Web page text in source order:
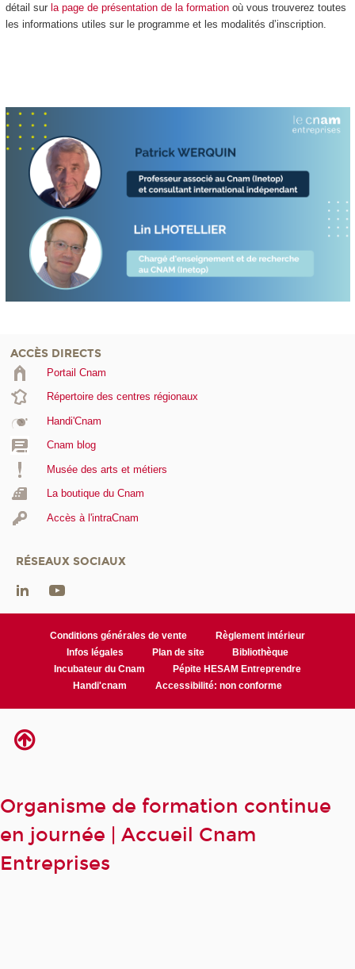
détail sur la page de présentation de la formationoù vous trouverez toutes
les informations utiles sur le programme et les modalités d’inscription.
ACCÈS DIRECTS
Portail Cnam
Répertoire des centres régionaux
Handi'Cnam
Cnam blog
Musée des arts et métiers
La boutique du Cnam
Accès à l'intraCnam
RÉSEAUX SOCIAUX
Conditions générales de vente
Règlement intérieur
Infos légales
Plan de site
Bibliothèque
Incubateur du Cnam
Pépite HESAM Entreprendre
Handi'cnam
Accessibilité: non conforme
Organisme de formation continue
en journée | Accueil Cnam
Entreprises